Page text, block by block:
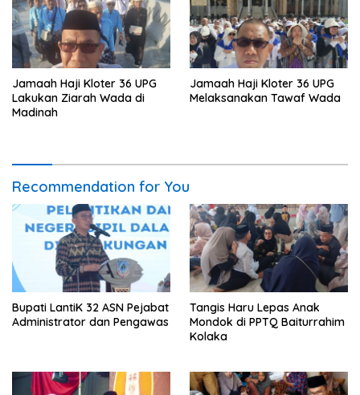
Jamaah Haji Kloter 36 UPG
Lakukan Ziarah Wada di
Madinah
Jamaah Haji Kloter 36 UPG
Melaksanakan Tawaf Wada
Recommendation for You
Bupati LantiK 32 ASN Pejabat
Administrator dan Pengawas
Tangis Haru Lepas Anak
Mondok di PPTQ Baiturrahim
Kolaka